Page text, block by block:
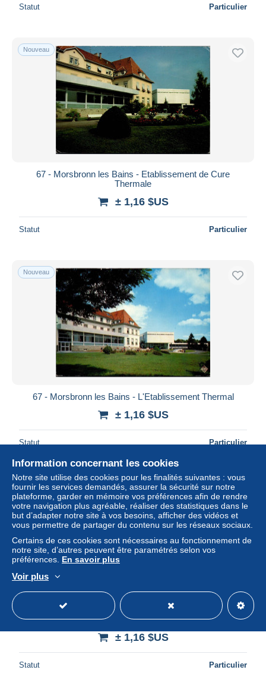
Statut Particulier
Nouveau
67 - Morsbronn les Bains - Etablissement de Cure
Thermale
± 1,16 $US
Statut Particulier
Nouveau
67 - Morsbronn les Bains - L'Etablissement Thermal
± 1,16 $US
Statut Particulier
Nouveau
67 - Morsbronn les Bains - Etablissement de Cure
Thermale
± 1,16 $US
Statut Particulier
Information concernant les cookies
Notre site utilise des cookies pour les finalités suivantes : vous
fournir les services demandés, assurer la sécurité sur notre
plateforme, garder en mémoire vos préférences afin de rendre
votre navigation plus agréable, réaliser des statistiques dans le
but d’adapter notre site à vos besoins, afficher des vidéos et
vous permettre de partager du contenu sur les réseaux sociaux.
Certains de ces cookies sont nécessaires au fonctionnement de
notre site, d’autres peuvent être paramétrés selon vos
préférences. En savoir plus
Voir plus